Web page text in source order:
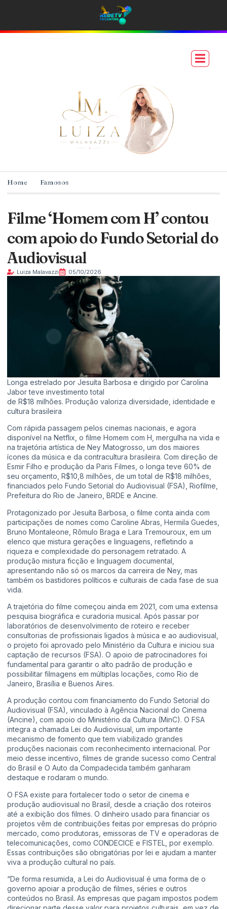
Home Famosos
Filme ‘Homem com H’ contou
com apoio do Fundo Setorial do
Audiovisual
Luiza Malavazzi 05/10/2026
Longa estrelado por Jesuíta Barbosa e dirigido por Carolina
Jabor teve investimento total
de R$18 milhões. Produção valoriza diversidade, identidade e
cultura brasileira
Com rápida passagem pelos cinemas nacionais, e agora
disponível na Netflix, o filme Homem com H, mergulha na vida e
na trajetória artística de Ney Matogrosso, um dos maiores
ícones da música e da contracultura brasileira. Com direção de
Esmir Filho e produção da Paris Filmes, o longa teve 60% de
seu orçamento, R$10,8 milhões, de um total de R$18 milhões,
financiados pelo Fundo Setorial do Audiovisual (FSA), Riofilme,
Prefeitura do Rio de Janeiro, BRDE e Ancine.
Protagonizado por Jesuíta Barbosa, o filme conta ainda com
participações de nomes como Caroline Abras, Hermila Guedes,
Bruno Montaleone, Rômulo Braga e Lara Tremouroux, em um
elenco que mistura gerações e linguagens, refletindo a
riqueza e complexidade do personagem retratado. A
produção mistura ficção e linguagem documental,
apresentando não só os marcos da carreira de Ney, mas
também os bastidores políticos e culturais de cada fase de sua
vida.
A trajetória do filme começou ainda em 2021, com uma extensa
pesquisa biográfica e curadoria musical. Após passar por
laboratórios de desenvolvimento de roteiro e receber
consultorias de profissionais ligados à música e ao audiovisual,
o projeto foi aprovado pelo Ministério da Cultura e iniciou sua
captação de recursos (FSA). O apoio de patrocinadores foi
fundamental para garantir o alto padrão de produção e
possibilitar filmagens em múltiplas locações, como Rio de
Janeiro, Brasília e Buenos Aires.
A produção contou com financiamento do Fundo Setorial do
Audiovisual (FSA), vinculado à Agência Nacional do Cinema
(Ancine), com apoio do Ministério da Cultura (MinC). O FSA
integra a chamada Lei do Audiovisual, um importante
mecanismo de fomento que tem viabilizado grandes
produções nacionais com reconhecimento internacional. Por
meio desse incentivo, filmes de grande sucesso como Central
do Brasil e O Auto da Compadecida também ganharam
destaque e rodaram o mundo.
O FSA existe para fortalecer todo o setor de cinema e
produção audiovisual no Brasil, desde a criação dos roteiros
até a exibição dos filmes. O dinheiro usado para financiar os
projetos vêm de contribuições feitas por empresas do próprio
mercado, como produtoras, emissoras de TV e operadoras de
telecomunicações, como CONDECICE e FISTEL, por exemplo.
Essas contribuições são obrigatórias por lei e ajudam a manter
viva a produção cultural no país.
“De forma resumida, a Lei do Audiovisual é uma forma de o
governo apoiar a produção de filmes, séries e outros
conteúdos no Brasil. As empresas que pagam impostos podem